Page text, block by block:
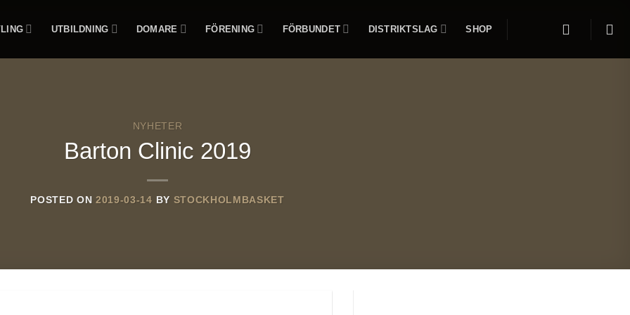
UTBILDNING DOMARE FÖRENING FÖRBUNDET DISTRIKTSLAG SHOP
NYHETER
Barton Clinic 2019
POSTED ON2019-03-14 BY STOCKHOLMBASKET